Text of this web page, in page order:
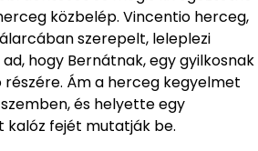
közbelép. Vincentio herceg,
szerepelt, leleplezi
hogy Bernátnak, egy gyilkosnak
részére. Ám a herceg kegyelmet
és helyette egy
kalóz fejét mutatják be.